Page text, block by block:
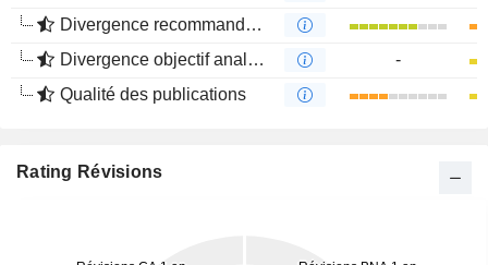
Divergence recommandations analystes
Divergence objectif analystes
-
Qualité des publications
Rating Révisions